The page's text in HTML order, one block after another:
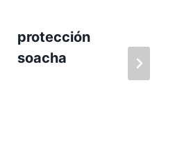
protección
soacha